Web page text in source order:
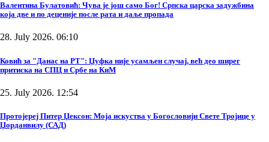
Валентина Булатовић: Чува је још само Бог! Српска царска задужбина
која две и по деценије после рата и даље пропада
28. July 2026. 06:10
Ковић за "Данас на РТ": Џуфка није усамљен случај, већ део ширег
притиска на СПЦ и Србе на КиМ
25. July 2026. 12:54
Протојереј Питер Џексон: Моја искуства у Богословији Свете Тројице у
Џорданвилу (САД)